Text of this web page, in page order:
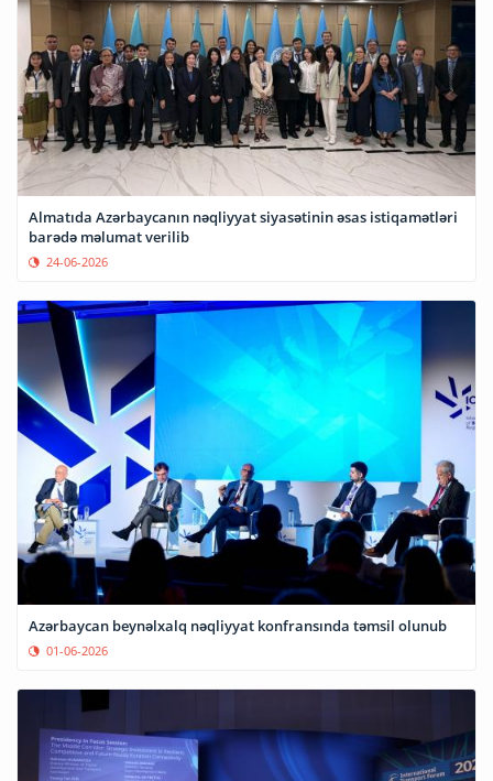
Almatıda Azərbaycanın nəqliyyat siyasətinin əsas istiqamətləri
barədə məlumat verilib
24-06-2026
Azərbaycan beynəlxalq nəqliyyat konfransında təmsil olunub
01-06-2026